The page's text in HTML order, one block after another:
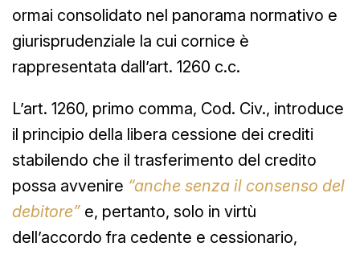
ormai consolidato nel panorama normativo e
giurisprudenziale la cui cornice è
rappresentata dall’art. 1260 c.c.
L’art. 1260, primo comma, Cod. Civ., introduce
il principio della libera cessione dei crediti
stabilendo che il trasferimento del credito
possa avvenire “anche senza il consenso del
debitore” e, pertanto, solo in virtù
dell’accordo fra cedente e cessionario,